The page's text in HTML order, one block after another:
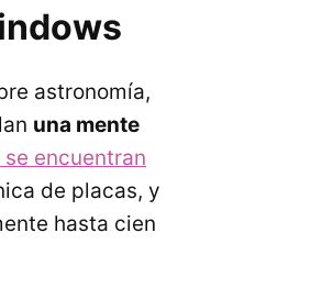
astronomía,
una mente
encuentran
de placas, y
hasta cien